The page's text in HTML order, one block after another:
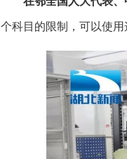
个科目的限制，可以使